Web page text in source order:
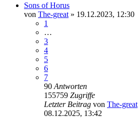
Sons of Horus
von The-great » 19.12.2023, 12:30
1
…
3
4
5
6
7
90 Antworten
155759 Zugriffe
Letzter Beitrag von The-great
08.12.2025, 13:42